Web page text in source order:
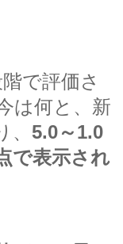
で評価さ
は何と、新
5.0～1.0
で表示され